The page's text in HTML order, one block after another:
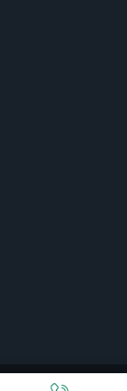
网站地图 粤ICP备